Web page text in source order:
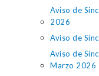
Aviso de
2026
Aviso de
Aviso de
Marzo 2026